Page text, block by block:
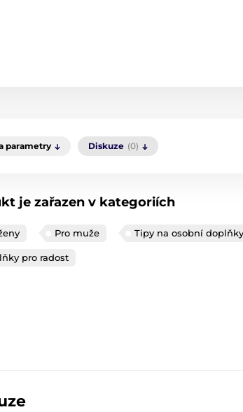
parametry Diskuze (0)
je zařazen v kategoriích
Pro muže Tipy na osobní doplňky
pro radost